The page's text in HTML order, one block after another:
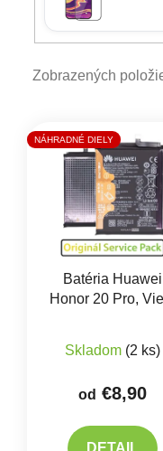
Zobrazených
Výpis
NÁHRADNÉ DIELY
Batéria Huawei
Honor 20 Pro,
Skladom (2 ks)
od €8,90